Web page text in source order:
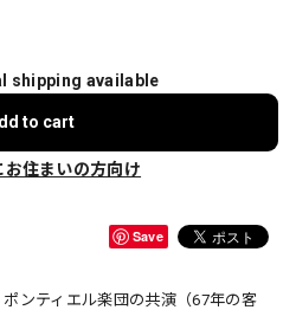
shipping available
to cart
お住まいの方向け
Save
ンティエル楽団の共演（67年の客